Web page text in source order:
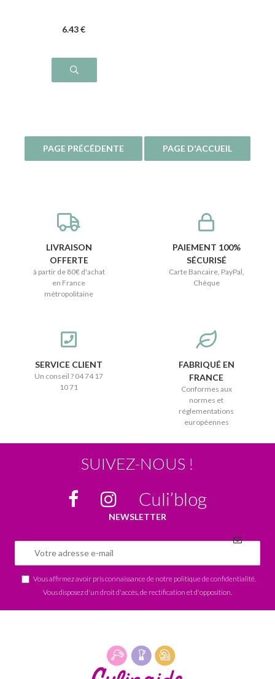
6.43 €
LIVRAISON
OFFERTE
à partir de 80€ d'achat
en France
métropolitaine
PAIEMENT 100%
SÉCURISÉ
Carte Bancaire, PayPal,
Chèque
SERVICE CLIENT
Un conseil ? 04 74 17
10 71
FABRIQUÉ EN
FRANCE
Conformes aux
normes et
réglementations
européennes
SUIVEZ-NOUS !
Culi’blog
NEWSLETTER
Vous affirmez avoir pris connaissance de notre politique de confidentialité
Vous disposez d'un droit d'accès, de rectification et d'opposition.